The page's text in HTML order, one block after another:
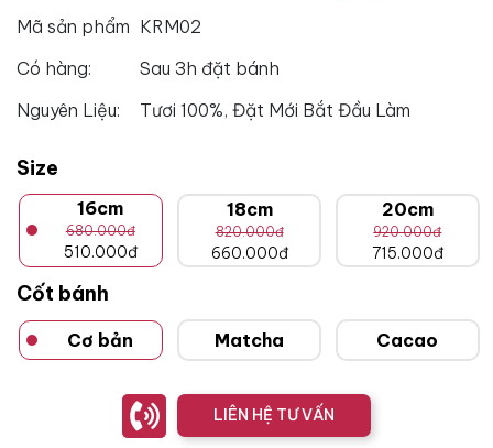
Mã sản phẩm KRM02
Có hàng:
Sau 3h đặt bánh
Nguyên Liệu:
Tươi 100%, Đặt Mới Bắt Đầu Làm
Size
16cm
680.000đ
510.000đ
18cm
820.000đ
660.000đ
20cm
920.000đ
715.000đ
Cốt bánh
Cơ bản Matcha Cacao
LIÊN HỆ TƯ VẤN